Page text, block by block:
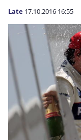
Late 17.10.2016 16:55